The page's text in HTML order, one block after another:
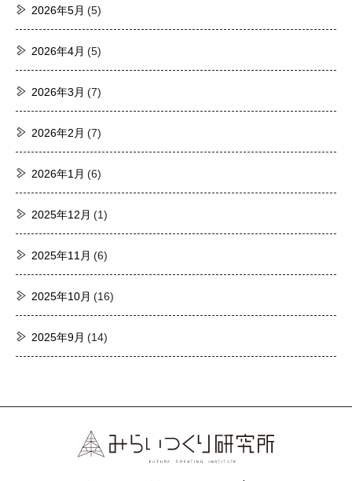
2026年5月 (5)
2026年4月 (5)
2026年3月 (7)
2026年2月 (7)
2026年1月 (6)
2025年12月 (1)
2025年11月 (6)
2025年10月 (16)
2025年9月 (14)